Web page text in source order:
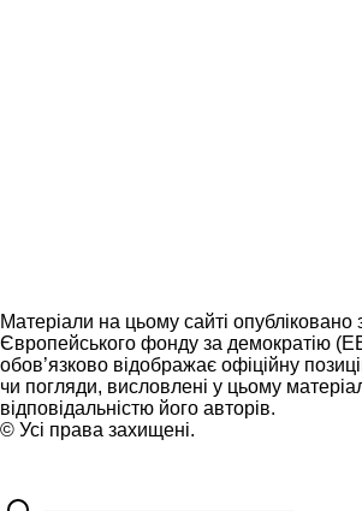
Матеріали на цьому сайті опубліковано
Європейського фонду за демократію
обов’язково відображає офіційну
чи погляди, висловлені у цьому
відповідальністю його авторів.
© Усі права захищені.